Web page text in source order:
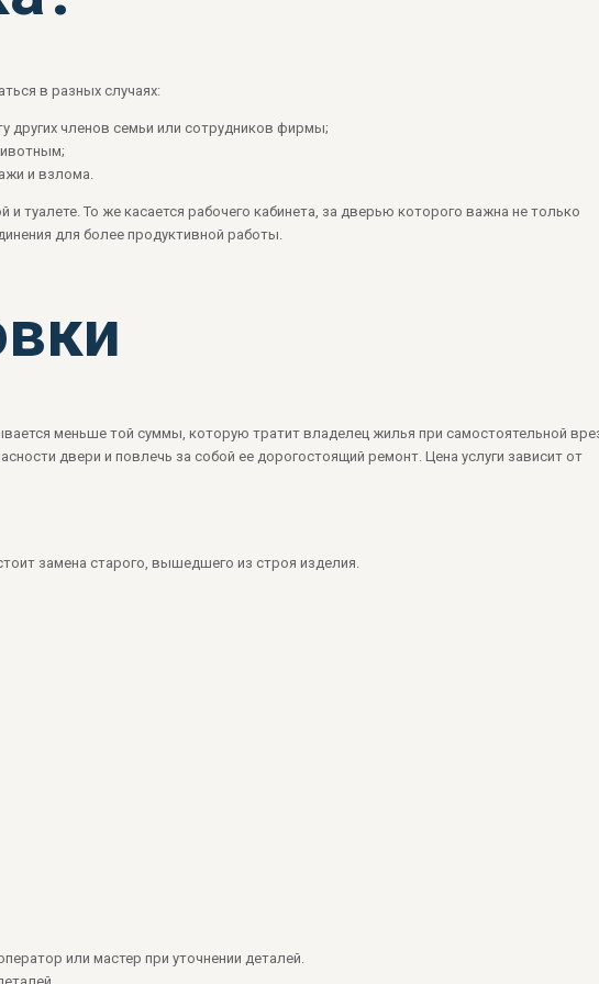
в разных случаях:
других членов семьи или сотрудников фирмы;
и взлома.
туалете. То же касается рабочего кабинета, за дверью которого важна не только
для более продуктивной работы.
меньше той суммы, которую тратит владелец жилья при самостоятельной
двери и повлечь за собой ее дорогостоящий ремонт. Цена услуги зависит от
замена старого, вышедшего из строя изделия.
или мастер при уточнении деталей.